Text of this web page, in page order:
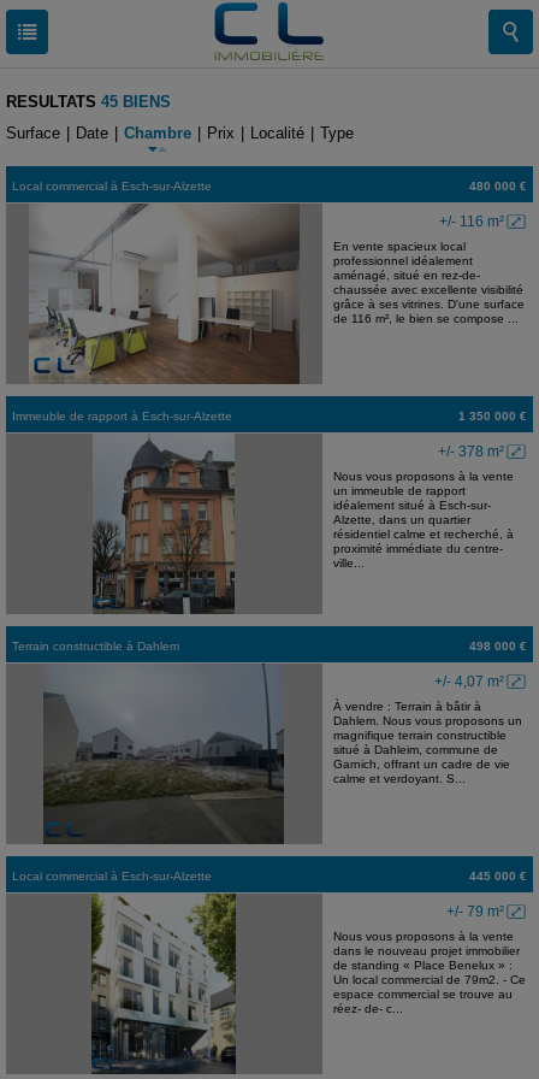
RESULTATS 45 BIENS
Surface
Date Chambre Prix Localité Type
Local commercial à Esch-sur-Alzette 480 000 €
+/- 116 m²
En vente spacieux local
professionnel idéalement
aménagé, situé en rez-de-
chaussée avec excellente visibilité
grâce à ses vitrines. D'une surface
de 116 m², le bien se compose ...
Immeuble de rapport à Esch-sur-Alzette 1 350 000 €
+/- 378 m²
Nous vous proposons à la vente
un immeuble de rapport
idéalement situé à Esch-sur-
Alzette, dans un quartier
résidentiel calme et recherché, à
proximité immédiate du centre-
ville...
Terrain constructible à Dahlem 498 000 €
+/- 4,07 m²
À vendre : Terrain à bâtir à
Dahlem. Nous vous proposons un
magnifique terrain constructible
situé à Dahleim, commune de
Garnich, offrant un cadre de vie
calme et verdoyant. S...
Local commercial à Esch-sur-Alzette 445 000 €
+/- 79 m²
Nous vous proposons à la vente
dans le nouveau projet immobilier
de standing « Place Benelux » :
Un local commercial de 79m2. - Ce
espace commercial se trouve au
réez- de- c...